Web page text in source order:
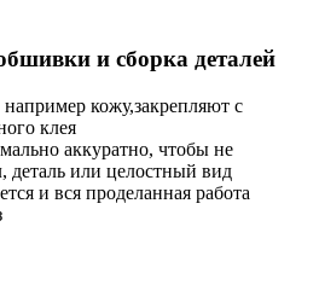
и сборка деталей
кожу,закрепляют с
клея
аккуратно, чтобы не
деталь или целостный вид
и вся проделанная работа